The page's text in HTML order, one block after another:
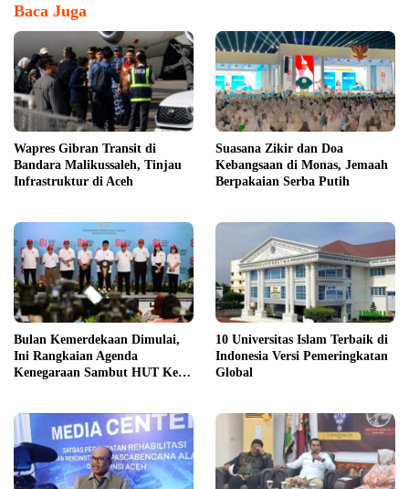
Baca Juga
Wapres Gibran Transit di
Bandara Malikussaleh, Tinjau
Infrastruktur di Aceh
Suasana Zikir dan Doa
Kebangsaan di Monas, Jemaah
Berpakaian Serba Putih
Bulan Kemerdekaan Dimulai,
Ini Rangkaian Agenda
Kenegaraan Sambut HUT Ke-
10 Universitas Islam Terbaik di
Indonesia Versi Pemeringkatan
Global